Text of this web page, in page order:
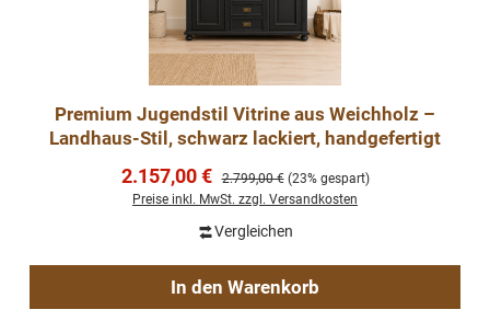
Premium Jugendstil Vitrine aus Weichholz –
Landhaus-Stil, schwarz lackiert, handgefertigt
Verkaufspreis:
2.157,00 € Regulärer Preis:
2.799,00 € (23% gespart)
Preise inkl. MwSt. zzgl. Versandkosten
Vergleichen
In den Warenkorb